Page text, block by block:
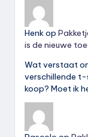
Henkop
is de nieuwe
Wat verstaat
verschillende t-
koop? Moet ik